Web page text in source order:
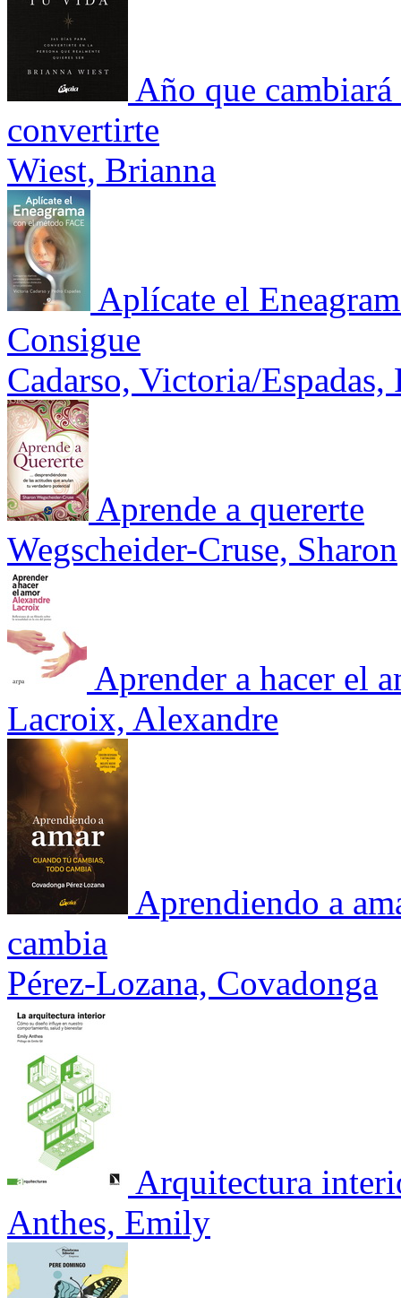
Año que
convertirte
Wiest, Brianna
Aplícate el
Consigue
Cadarso, Victoria/Espadas,
Aprende a quererte
Wegscheider-Cruse, Sharon
Aprender a hacer el
Lacroix, Alexandre
Aprendiendo a
cambia
Pérez-Lozana, Covadonga
Arquitectura
Anthes, Emily